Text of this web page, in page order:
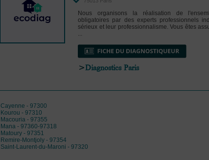
Nous organisons la réalisation de
obligatoires par des experts professionnels
sérieux et leur professionnalisme. Vous êtes
...
>Diagnostics Paris
Cayenne - 97300
Kourou - 97310
Macouria - 97355
Mana - 97360-97318
Matoury - 97351
Remire-Montjoly - 97354
Saint-Laurent-du-Maroni - 97320